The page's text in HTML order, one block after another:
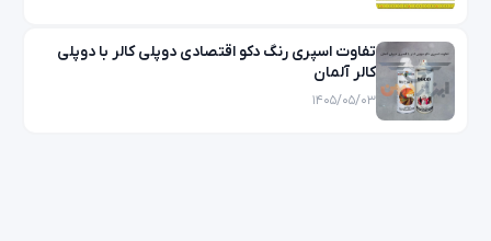
تفاوت اسپری رنگ دکو اقتصادی دوپلی کالر با دوپلی
کالر آلمان
۱۴۰۵/۰۵/۰۳